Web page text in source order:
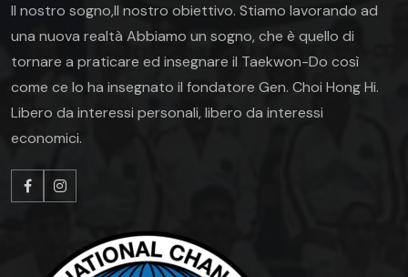
Il nostro sogno,Il nostro obiettivo. Stiamo lavorando ad
una nuova realtà Abbiamo un sogno, che è quello di
tornare a praticare ed insegnare il Taekwon-Do così
come ce lo ha insegnato il fondatore Gen. Choi Hong Hi.
Libero da interessi personali, libero da interessi
economici.